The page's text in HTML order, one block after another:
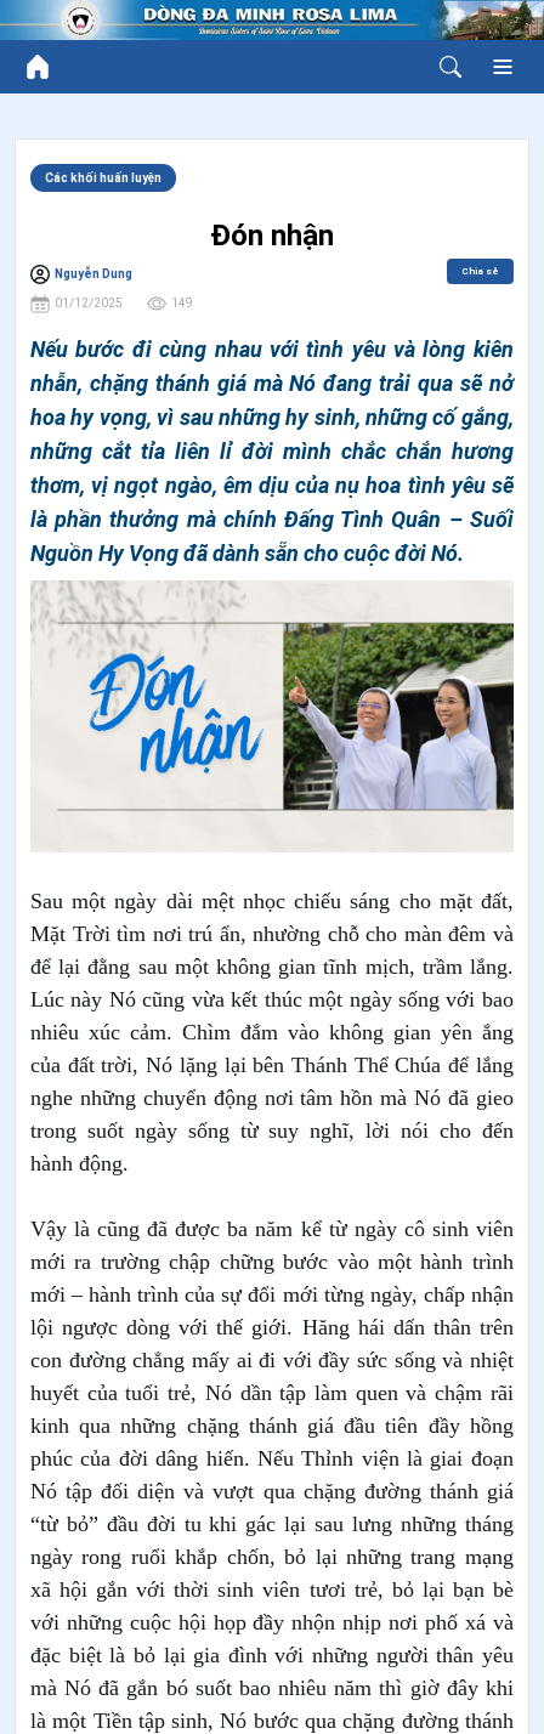
Các khối huấn luyện
Đón nhận
Nguyễn Dung
01/12/2025 149
Chia sẻ
Nếu bước đi cùng nhau với tình yêu và lòng kiên
nhẫn, chặng thánh giá mà Nó đang trải qua sẽ nở
hoa hy vọng, vì sau những hy sinh, những cố gắng,
những cắt tỉa liên lỉ đời mình chắc chắn hương
thơm, vị ngọt ngào, êm dịu của nụ hoa tình yêu sẽ
là phần thưởng mà chính Đấng Tình Quân – Suối
Nguồn Hy Vọng đã dành sẵn cho cuộc đời Nó.
Sau một ngày dài mệt nhọc chiếu sáng cho mặt đất,
Mặt Trời tìm nơi trú ẩn, nhường chỗ cho màn đêm và
để lại đằng sau một không gian tĩnh mịch, trầm lắng.
Lúc này Nó cũng vừa kết thúc một ngày sống với bao
nhiêu xúc cảm. Chìm đắm vào không gian yên ắng
của đất trời, Nó lặng lại bên Thánh Thể Chúa để lắng
nghe những chuyển động nơi tâm hồn mà Nó đã gieo
trong suốt ngày sống từ suy nghĩ, lời nói cho đến
hành động.
Vậy là cũng đã được ba năm kể từ ngày cô sinh viên
mới ra trường chập chững bước vào một hành trình
mới – hành trình của sự đổi mới từng ngày, chấp nhận
lội ngược dòng với thế giới. Hăng hái dấn thân trên
con đường chẳng mấy ai đi với đầy sức sống và nhiệt
huyết của tuổi trẻ, Nó dần tập làm quen và chậm rãi
kinh qua những chặng thánh giá đầu tiên đầy hồng
phúc của đời dâng hiến. Nếu Thỉnh viện là giai đoạn
Nó tập đối diện và vượt qua chặng đường thánh giá
“từ bỏ” đầu đời tu khi gác lại sau lưng những tháng
ngày rong ruổi khắp chốn, bỏ lại những trang mạng
xã hội gắn với thời sinh viên tươi trẻ, bỏ lại bạn bè
với những cuộc hội họp đầy nhộn nhịp nơi phố xá và
đặc biệt là bỏ lại gia đình với những người thân yêu
mà Nó đã gắn bó suốt bao nhiêu năm thì giờ đây khi
là một Tiền tập sinh, Nó bước qua chặng đường thánh